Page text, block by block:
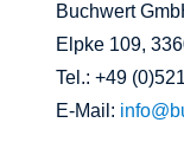
Buchwert
Elpke 109,
Tel.: +49
E-Mail: info@